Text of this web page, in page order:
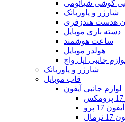
گوشی شیائومی
شارژر و پاوربانک
هدست هندزفری
دسته بازی موبایل
ساعت هوشمند
هولدر موبایل
جانبی اپل واچ
شارژر و پاوربانک
قاب موبایل
لوازم جانبی آیفون
17 پرو